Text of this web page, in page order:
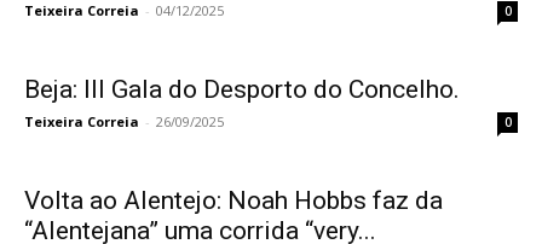
Teixeira Correia - 04/12/2025 0
Beja: III Gala do Desporto do Concelho.
Teixeira Correia - 26/09/2025 0
Volta ao Alentejo: Noah Hobbs faz da
“Alentejana” uma corrida “very...